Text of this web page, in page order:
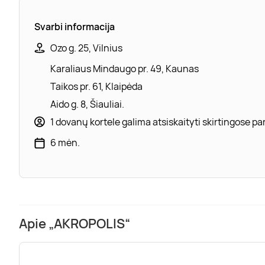
Svarbi informacija
Ozo g. 25, Vilnius
Karaliaus Mindaugo pr. 49, Kaunas
Taikos pr. 61, Klaipėda
Aido g. 8, Šiauliai.
1 dovanų kortele galima atsiskaityti skirtingose
6 mėn.
Apie „AKROPOLIS“